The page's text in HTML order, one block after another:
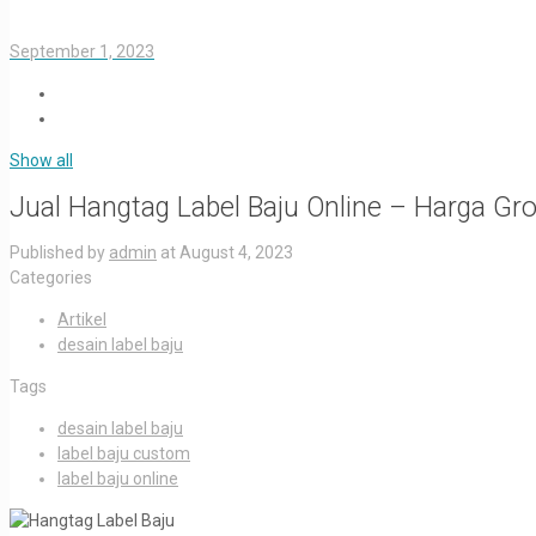
September 1, 2023
Show all
Jual Hangtag Label Baju Online – Harga
Published by admin atAugust 4, 2023
Categories
Artikel
desain label baju
Tags
desain label baju
label baju custom
label baju online